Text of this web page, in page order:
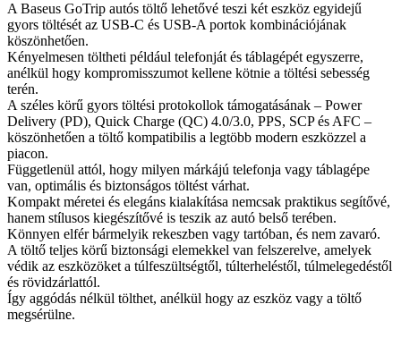
A Baseus GoTrip autós töltő lehetővé teszi két eszköz egyidejű
gyors töltését az USB-C és USB-A portok kombinációjának
köszönhetően.
Kényelmesen töltheti például telefonját és táblagépét egyszerre,
anélkül hogy kompromisszumot kellene kötnie a töltési sebesség
terén.
A széles körű gyors töltési protokollok támogatásának – Power
Delivery (PD), Quick Charge (QC) 4.0/3.0, PPS, SCP és AFC –
köszönhetően a töltő kompatibilis a legtöbb modern eszközzel a
piacon.
Függetlenül attól, hogy milyen márkájú telefonja vagy táblagépe
van, optimális és biztonságos töltést várhat.
Kompakt méretei és elegáns kialakítása nemcsak praktikus segítővé,
hanem stílusos kiegészítővé is teszik az autó belső terében.
Könnyen elfér bármelyik rekeszben vagy tartóban, és nem zavaró.
A töltő teljes körű biztonsági elemekkel van felszerelve, amelyek
védik az eszközöket a túlfeszültségtől, túlterheléstől, túlmelegedéstől
és rövidzárlattól.
Így aggódás nélkül tölthet, anélkül hogy az eszköz vagy a töltő
megsérülne.